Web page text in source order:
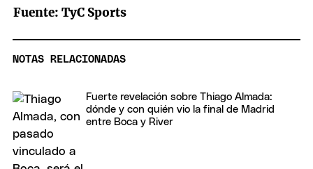
Fuente: TyC Sports
NOTAS RELACIONADAS
Fuerte revelación sobre Thiago Almada:
dónde y con quién vio la final de Madrid
entre Boca y River